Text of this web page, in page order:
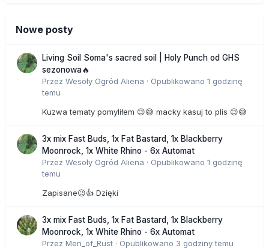
Nowe posty
Living Soil Soma's sacred soil | Holy Punch od GHS
sezonowa🔥
Przez Wesoły Ogród Aliena · Opublikowano 1 godzinę
temu
Kuzwa tematy pomyliłem 😉😅 macky kasuj to plis 😉😅
3x mix Fast Buds, 1x Fat Bastard, 1x Blackberry
Moonrock, 1x White Rhino - 6x Automat
Przez Wesoły Ogród Aliena · Opublikowano 1 godzinę
temu
Zapisane😉👍 Dzięki
3x mix Fast Buds, 1x Fat Bastard, 1x Blackberry
Moonrock, 1x White Rhino - 6x Automat
Przez Men_of_Rust · Opublikowano 3 godziny temu